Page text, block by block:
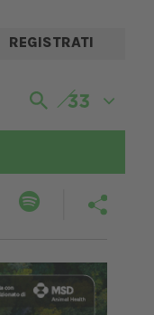
REGISTRATI